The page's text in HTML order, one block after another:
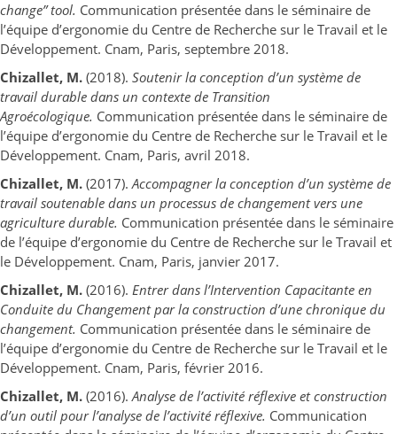
change” tool. Communication présentée dans le séminaire de
l’équipe d’ergonomie du Centre de Recherche sur le Travail et le
Développement. Cnam, Paris, septembre 2018.
Chizallet, M. (2018). Soutenir la conception d’un système de
travail durable dans un contexte de Transition
Agroécologique. Communication présentée dans le séminaire de
l’équipe d’ergonomie du Centre de Recherche sur le Travail et le
Développement. Cnam, Paris, avril 2018.
Chizallet, M. (2017).Accompagner la conception d’un système de
travail soutenable dans un processus de changement vers une
agriculture durable. Communication présentée dans le séminaire
de l’équipe d’ergonomie du Centre de Recherche sur le Travail et
le Développement. Cnam, Paris, janvier 2017.
Chizallet, M. (2016). Entrer dans l’Intervention Capacitante en
Conduite du Changement par la construction d’une chronique du
changement. Communication présentée dans le séminaire de
l’équipe d’ergonomie du Centre de Recherche sur le Travail et le
Développement. Cnam, Paris, février 2016.
Chizallet, M. (2016).Analyse de l’activité réflexive et construction
d’un outil pour l’analyse de l’activité réflexive. Communication